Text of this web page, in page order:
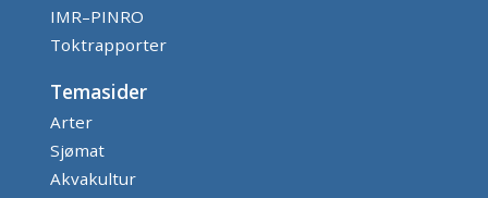
IMR–PINRO
Toktrapporter
Temasider
Arter
Sjømat
Akvakultur